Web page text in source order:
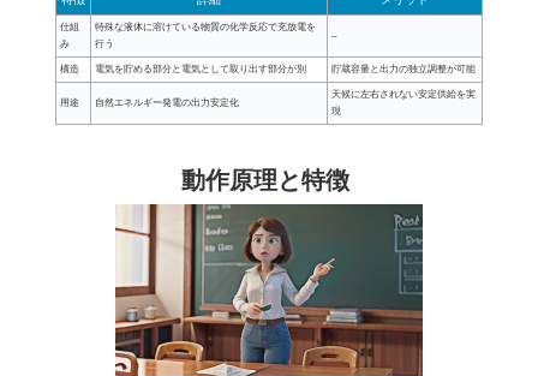
仕組
み
特殊な液体に溶けている物質の化学反応で充放電を
行う
–
構造 電気を貯める部分と電気として取り出す部分が別 貯蔵容量と出力の独立調整が可能
用途 自然エネルギー発電の出力安定化
天候に左右されない安定供給を実
現
動作原理と特徴